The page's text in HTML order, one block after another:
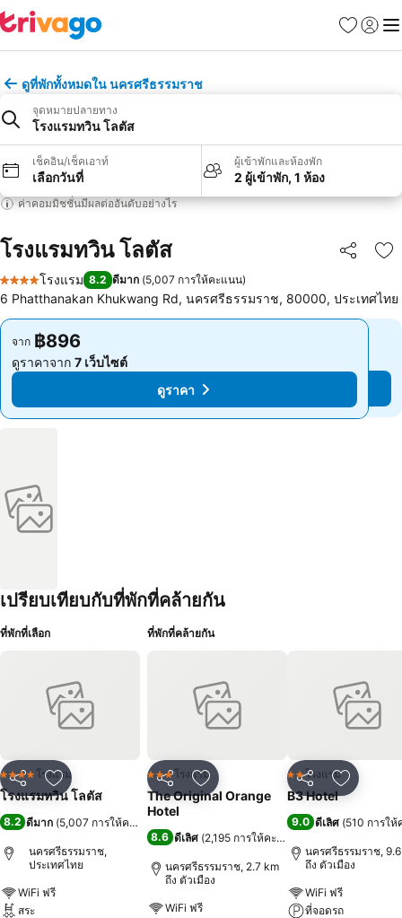
รายการโป
เข้าสู่ร
เมนู
ดูที่พักทั้งหมดใน นครศรีธรรมราช
จุดหมายปลายทาง
โรงแรมทวิน โลตัส
เช็คอิน/เช็คเอาท์
เลือกวันที่
ผู้เข้าพักและห้องพัก
2 ผู้เข้าพัก, 1 ห้อง
ค่าคอมมิชชั่นมีผลต่ออันดับอย่างไร
โรงแรมทวิน โลตัส แชร์
เ
4 ดาว
โรงแรม 8.2 ดีมาก (5,007 การให้คะแนน)
6 Phatthanakan Khukwang Rd, นครศรีธรรมราช, 80000, ประเทศไทย
จาก ฿896
ดูราคาจาก 7 เว็บไซต์
ดูราคา
จาก ฿896
ดูราคาจาก 7 เว็บไซต์
ดูราคา
เปรียบเทียบกับที่พักที่คล้ายกัน
ที่พักที่เลือก
แชร์ เพิ่มในรายการโปรด
4 ดาว โรงแรม
โรงแรมทวิน โลตัส
8.2 ดีมาก (5,007 การให้คะแนน
นครศรีธรรมราช,
ประเทศไทย
WiFi ฟรี
สระ
ที่พักที่คล้ายกัน
แชร์ เพิ่มในรายการโปรด
3 ดาวโรงแรม
The Original Orange
Hotel
8.6 ดีเลิศ (2,195 การให้คะแนน
นครศรีธรรมราช, 2.7 km
ถึง ตัวเมือง
WiFi ฟรี
แชร์ เพิ่มในรา
2 ดาวโรงแรม
B3 Hotel
9.0 ดีเลิศ (510 การใ
นครศรีธรรมราช,
ถึง ตัวเมือง
WiFi ฟรี
ที่จอดรถ